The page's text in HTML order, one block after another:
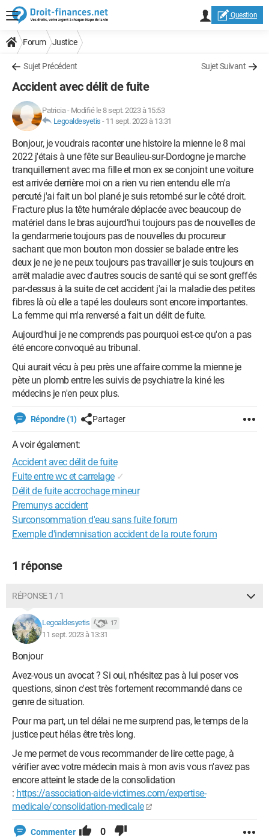
Question
Forum Justice
Sujet Précédent Sujet Suivant
Accident avec délit de fuite
Patricia- Modifié le 8 sept. 2023 à 15:53
Legoaldesyetis - 11 sept. 2023 à 13:31
Bonjour, je voudrais raconter une histoire la mienne le 8 mai
2022 j'étais à une fête sur Beaulieu-sur-Dordogne je marche
tranquillement avec ma fille et mon ex se conjoint une voiture
est arrivée derrière moi on a rien vu rien entendu elle m'a
percuté j'ai fait un bol plané je suis retombé sur le côté droit.
Fracture plus la tête humérale déplacée avec beaucoup de
matériel dans le bras aujourd'hui toujours pas de nouvelles de
la gendarmerie toujours pas de nouvelles du procureur
sachant que mon bouton mon dossier se balade entre les
deux je ne je ne peux toujours pas travailler je suis toujours en
arrêt maladie avec d'autres soucis de santé qui se sont greffés
par-dessus à la suite de cet accident j'ai la maladie des petites
fibres là où elle a tapé les douleurs sont encore importantes.
La femme qui m'a renversé a fait un délit de fuite.
Aujourd'hui je ne comprends pas pourquoi est-ce qu'on a pas
été encore convoqué au tribunal.
Qui aurait vécu à peu près une affaire comme la mienne je
pète un plomb entre les suivis de psychiatre la kiné les
médecins je n'en peux plus.
Répondre (1) Partager
A voir également:
Accident avec délit de fuite
Fuite entre wc et carrelage ✓
Délit de fuite accrochage mineur
Premunys accident
Surconsommation d'eau sans fuite forum
Exemple d'indemnisation accident de la route forum
1 réponse
RÉPONSE 1 / 1
Legoaldesyetis 17
11 sept. 2023 à 13:31
Bonjour
Avez-vous un avocat ? Si oui, n'hésitez pas à lui poser vos
questions, sinon c'est très fortement recommandé dans ce
genre de situation.
Pour ma part, un tel délai ne me surprend pas, le temps de la
justice peut hélas être très long.
Je me permet de vous recommander de lire cette page, à
vérifier avec votre médecin mais à mon avis vous n'avez pas
encore atteint le stade de la consolidation
: https://association-aide-victimes.com/expertise-
medicale/consolidation-medicale
Commenter 0